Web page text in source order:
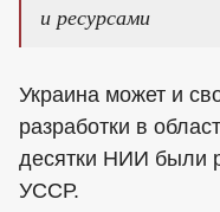
и ресурсами
Украина может и
разработки в
десятки НИИ были
УССР.